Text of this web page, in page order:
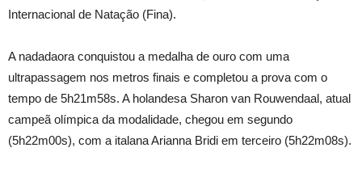
Internacional de Natação (Fina).
A nadadaora conquistou a medalha de ouro com uma
ultrapassagem nos metros finais e completou a prova com o
tempo de 5h21m58s. A holandesa Sharon van Rouwendaal, atual
campeã olímpica da modalidade, chegou em segundo
(5h22m00s), com a italana Arianna Bridi em terceiro (5h22m08s).